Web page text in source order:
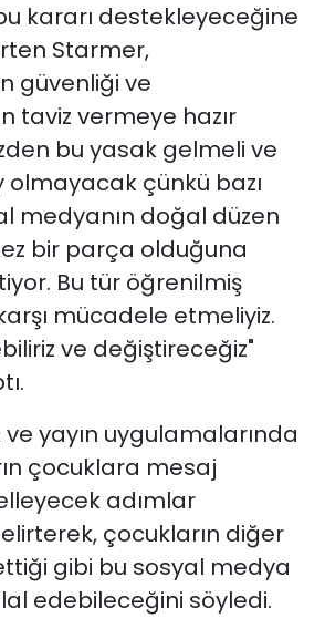
kararı destekleyeceğine
Starmer,
güvenliği ve
taviz vermeye hazır
bu yasak gelmeli ve
olmayacak çünkü bazı
medyanın doğal düzen
bir parça olduğuna
Bu tür öğrenilmiş
mücadele etmeliyiz.
ve değiştireceğiz"
yayın uygulamalarında
çocuklara mesaj
adımlar
çocukların diğer
gibi bu sosyal medya
edebileceğini söyledi.